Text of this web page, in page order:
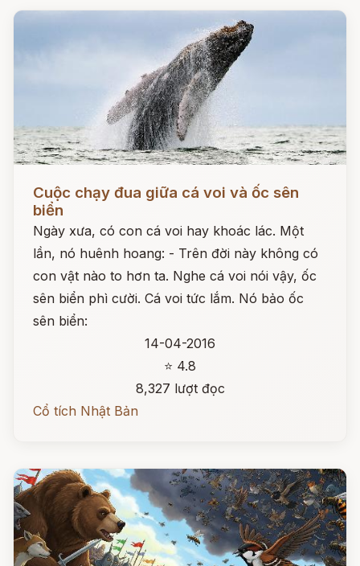
Cuộc chạy đua giữa cá voi và ốc sên
biển
Ngày xưa, có con cá voi hay khoác lác. Một
lần, nó huênh hoang: - Trên đời này không có
con vật nào to hơn ta. Nghe cá voi nói vậy, ốc
sên biển phì cười. Cá voi tức lắm. Nó bảo ốc
sên biển:
14-04-2016
⭐ 4.8
8,327 lượt đọc
Cổ tích Nhật Bản